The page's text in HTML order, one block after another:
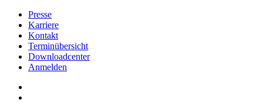
Presse
Karriere
Kontakt
Terminübersicht
Downloadcenter
Anmelden